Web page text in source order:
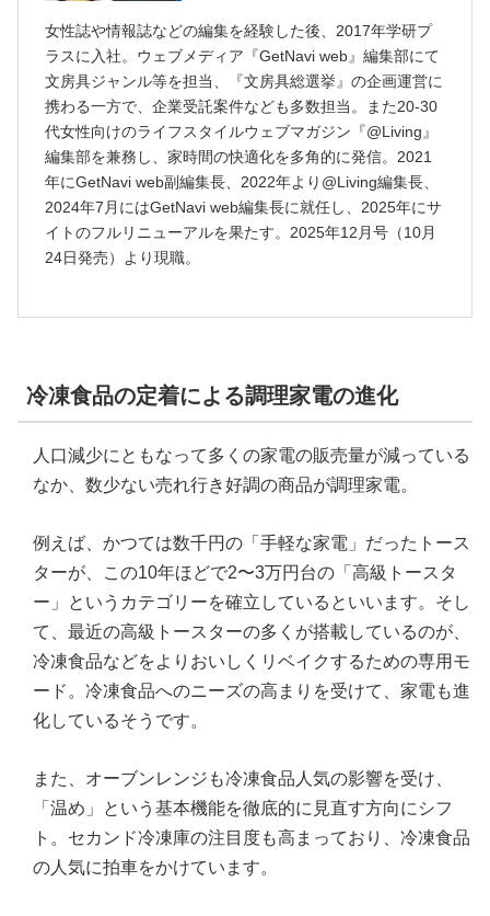
女性誌や情報誌などの編集を経験した後、2017年学研プ
ラスに入社。ウェブメディア『GetNavi web』編集部にて
文房具ジャンル等を担当、『文房具総選挙』の企画運営に
携わる一方で、企業受託案件なども多数担当。また20-30
代女性向けのライフスタイルウェブマガジン『@Living』
編集部を兼務し、家時間の快適化を多角的に発信。2021
年にGetNavi web副編集長、2022年より@Living編集長、
2024年7月にはGetNavi web編集長に就任し、2025年にサ
イトのフルリニューアルを果たす。2025年12月号（10月
24日発売）より現職。
冷凍食品の定着による調理家電の進化
人口減少にともなって多くの家電の販売量が減っている
なか、数少ない売れ行き好調の商品が調理家電。
例えば、かつては数千円の「手軽な家電」だったトース
ターが、この10年ほどで2〜3万円台の「高級トースタ
ー」というカテゴリーを確立しているといいます。そし
て、最近の高級トースターの多くが搭載しているのが、
冷凍食品などをよりおいしくリベイクするための専用モ
ード。冷凍食品へのニーズの高まりを受けて、家電も進
化しているそうです。
また、オーブンレンジも冷凍食品人気の影響を受け、
「温め」という基本機能を徹底的に見直す方向にシフ
ト。セカンド冷凍庫の注目度も高まっており、冷凍食品
の人気に拍車をかけています。